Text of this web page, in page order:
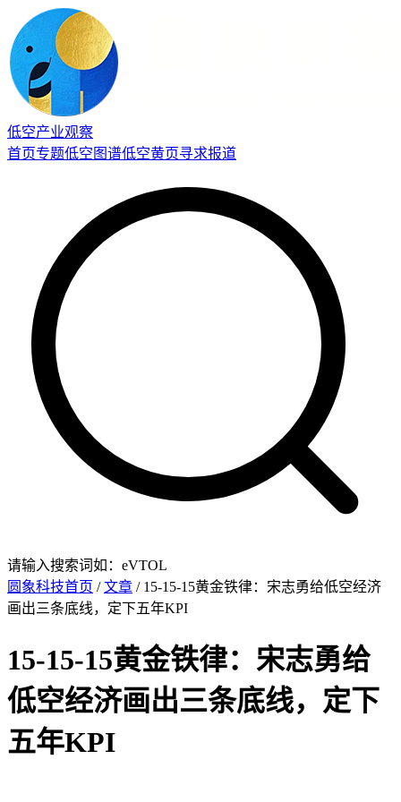
低空产业观察
首页专题低空图谱低空黄页寻求报道
请输入搜索词如：eVTOL
圆象科技首页 /文章 / 15‑15‑15黄金铁律：宋志勇给低空经济
画出三条底线，定下五年KPI
15‑15‑15黄金铁律：宋志勇给
低空经济画出三条底线，定下
五年KPI